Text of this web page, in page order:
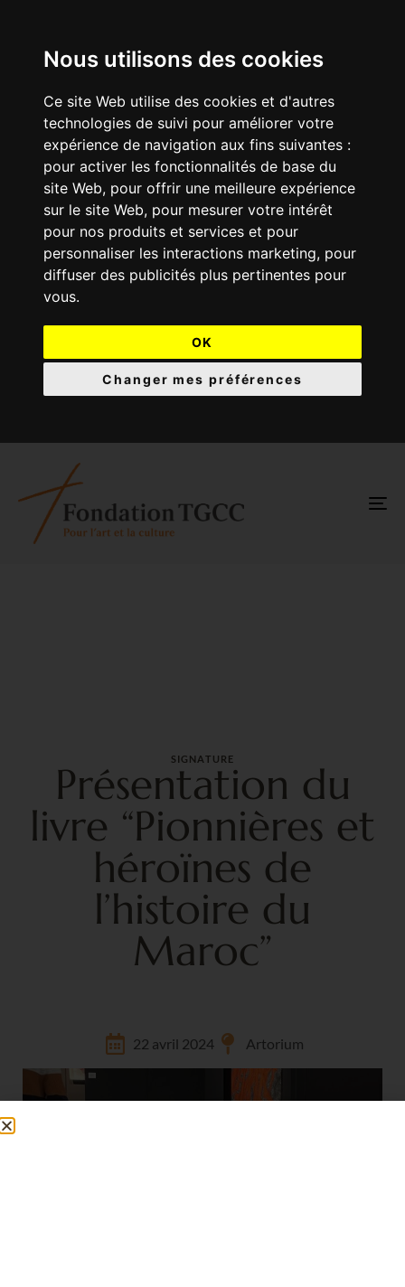
Nous utilisons des cookies
Ce site Web utilise des cookies et d'autres
technologies de suivi pour améliorer votre
expérience de navigation aux fins suivantes :
pour activer les fonctionnalités de base du
site Web, pour offrir une meilleure expérience
sur le site Web, pour mesurer votre intérêt
pour nos produits et services et pour
personnaliser les interactions marketing, pour
diffuser des publicités plus pertinentes pour
vous.
OK
Changer mes préférences
SIGNATURE
Présentation du
livre “Pionnières et
héroïnes de
l’histoire du
Maroc”
22 avril 2024 Artorium